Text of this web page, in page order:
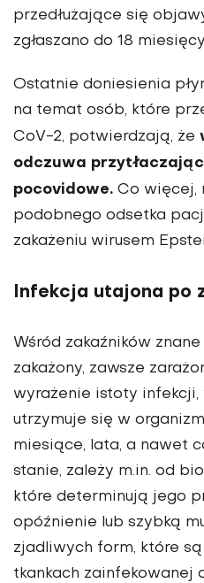
przedłużające się
zgłaszano do 18
Ostatnie doniesienia
na temat osób, które
CoV-2, potwierdzają, że
odczuwa
pocovidowe. Co więcej,
podobnego odsetka
zakażeniu wirusem
Infekcja utajona po
Wśród zakaźników
zakażony, zawsze
wyrażenie istoty
utrzymuje się w
miesiące, lata, a nawet
stanie, zależy m.in. od
które determinują jego
opóźnienie lub szybką
zjadliwych form, które
tkankach zainfekowanej